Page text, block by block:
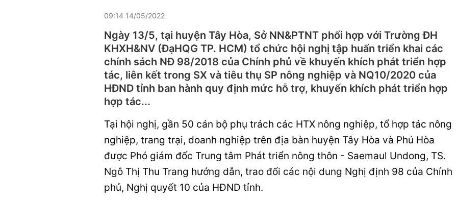
09:14 14/05/2022
Ngày 13/5, tại huyện Tây Hòa, Sở NN&PTNT phối hợp với Trường ĐH
KHXH&NV (ĐạHQG TP. HCM) tổ chức hội nghị tập huấn triển khai các
chính sách NĐ 98/2018 của Chính phủ về khuyến khích phát triển hợp
tác, liên kết trong SX và tiêu thụ SP nông nghiệp và NQ10/2020 của
HĐND tỉnh ban hành quy định mức hỗ trợ, khuyến khích phát triển hợp
hợp tác...
Tại hội nghị, gần 50 cán bộ phụ trách các HTX nông nghiệp, tổ hợp tác nông
nghiệp, trang trại, doanh nghiệp trên địa bàn huyện Tây Hòa và Phú Hòa
được Phó giám đốc Trung tâm Phát triển nông thôn - Saemaul Undong, TS.
Ngô Thị Thu Trang hướng dẫn, trao đổi các nội dung Nghị định 98 của Chính
phủ, Nghị quyết 10 của HĐND tỉnh.